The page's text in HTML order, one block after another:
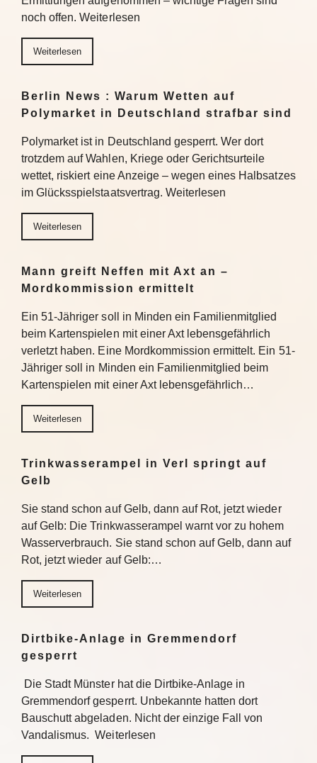
noch offen. Weiterlesen
Weiterlesen
Berlin News : Warum Wetten auf
Polymarket in Deutschland strafbar sind
Polymarket ist in Deutschland gesperrt. Wer dort
trotzdem auf Wahlen, Kriege oder Gerichtsurteile
wettet, riskiert eine Anzeige – wegen eines Halbsatzes
im Glücksspielstaatsvertrag. Weiterlesen
Weiterlesen
Mann greift Neffen mit Axt an –
Mordkommission ermittelt
Ein 51-Jähriger soll in Minden ein Familienmitglied
beim Kartenspielen mit einer Axt lebensgefährlich
verletzt haben. Eine Mordkommission ermittelt. Ein 51-
Jähriger soll in Minden ein Familienmitglied beim
Kartenspielen mit einer Axt lebensgefährlich…
Weiterlesen
Trinkwasserampel in Verl springt auf
Gelb
Sie stand schon auf Gelb, dann auf Rot, jetzt wieder
auf Gelb: Die Trinkwasserampel warnt vor zu hohem
Wasserverbrauch. Sie stand schon auf Gelb, dann auf
Rot, jetzt wieder auf Gelb:…
Weiterlesen
Dirtbike-Anlage in Gremmendorf
gesperrt
Die Stadt Münster hat die Dirtbike-Anlage in
Gremmendorf gesperrt. Unbekannte hatten dort
Bauschutt abgeladen. Nicht der einzige Fall von
Vandalismus. Weiterlesen